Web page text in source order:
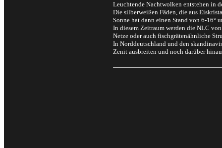
Leuchtende Nachtwolken entstehen in
Die silberweißen Fäden, die aus
Sonne hat dann einen Stand von 6-16°
In diesem Zeitraum werden die NLC
Netze oder auch fischgrätenähnliche
In Norddeutschland und den
Zenit ausbreiten und noch darüber